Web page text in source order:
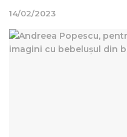
14/02/2023